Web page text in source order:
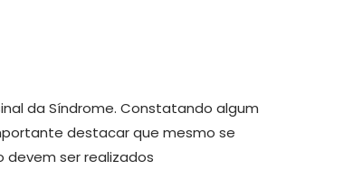
da Síndrome. Constatando algum
destacar que mesmo se
ser realizados